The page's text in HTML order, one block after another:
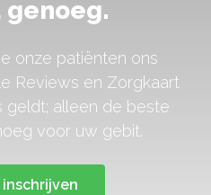
genoeg.
onze patiënten ons
Reviews en Zorgkaart
geldt; alleen de beste
voor uw gebit.